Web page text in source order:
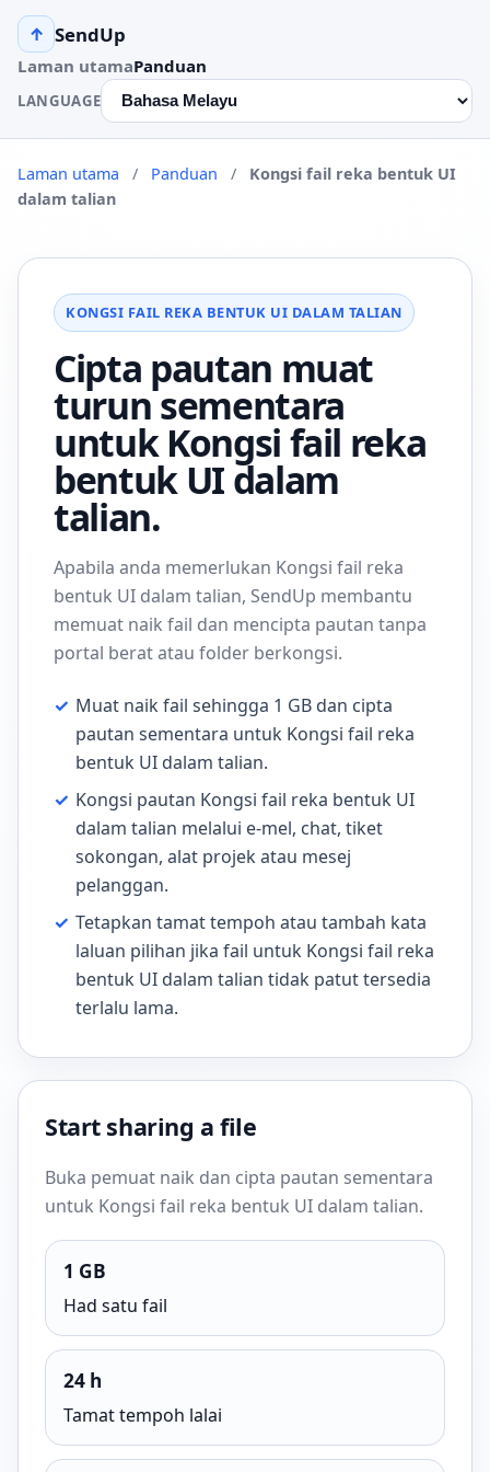
↑ SendUp
Laman utamaPanduan
LANGUAGE
Laman utama / Panduan /
Kongsi fail reka bentuk UI
dalam talian
KONGSI FAIL REKA BENTUK UI DALAM TALIAN
Cipta pautan muat
turun sementara
untuk Kongsi fail reka
bentuk UI dalam
talian.
Apabila anda memerlukan Kongsi fail reka
bentuk UI dalam talian, SendUp membantu
memuat naik fail dan mencipta pautan tanpa
portal berat atau folder berkongsi.
✓ Muat naik fail sehingga 1 GB dan cipta
pautan sementara untuk Kongsi fail reka
bentuk UI dalam talian.
✓ Kongsi pautan Kongsi fail reka bentuk UI
dalam talian melalui e-mel, chat, tiket
sokongan, alat projek atau mesej
pelanggan.
✓ Tetapkan tamat tempoh atau tambah kata
laluan pilihan jika fail untuk Kongsi fail reka
bentuk UI dalam talian tidak patut tersedia
terlalu lama.
Start sharing a file
Buka pemuat naik dan cipta pautan sementara
untuk Kongsi fail reka bentuk UI dalam talian.
1 GB
Had satu fail
24 h
Tamat tempoh lalai